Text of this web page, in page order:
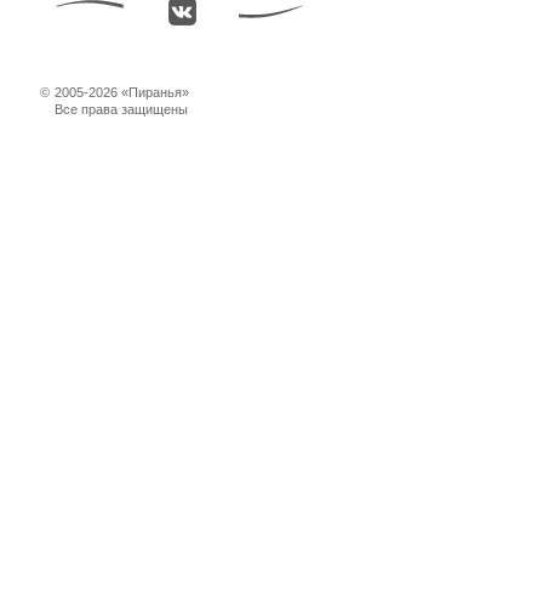
© 2005-2026 «Пиранья»
Все права защищены